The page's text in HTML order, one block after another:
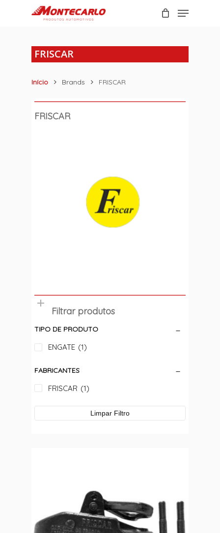
Menu
Carrinho
FRISCAR
Início Brands FRISCAR
FRISCAR
Filtrar produtos
TIPO DE PRODUTO
ENGATE (1)
FABRICANTES
FRISCAR (1)
Limpar Filtro